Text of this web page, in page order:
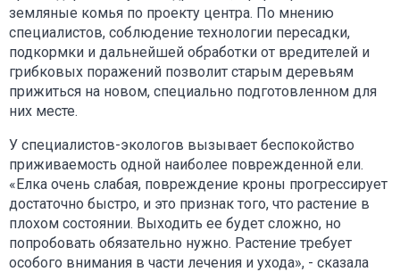
земляные комья по проекту центра. По мнению
специалистов, соблюдение технологии пересадки,
подкормки и дальнейшей обработки от вредителей и
грибковых поражений позволит старым деревьям
прижиться на новом, специально подготовленном для
них месте.
У специалистов-экологов вызывает беспокойство
приживаемость одной наиболее поврежденной ели.
«Елка очень слабая, повреждение кроны прогрессирует
достаточно быстро, и это признак того, что растение в
плохом состоянии. Выходить ее будет сложно, но
попробовать обязательно нужно. Растение требует
особого внимания в части лечения и ухода», - сказала